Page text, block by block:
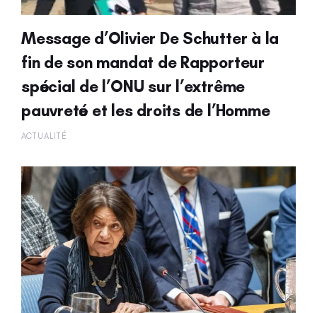
Message d’Olivier De Schutter à la
fin de son mandat de Rapporteur
spécial de l’ONU sur l’extrême
pauvreté et les droits de l’Homme
ACTUALITÉ